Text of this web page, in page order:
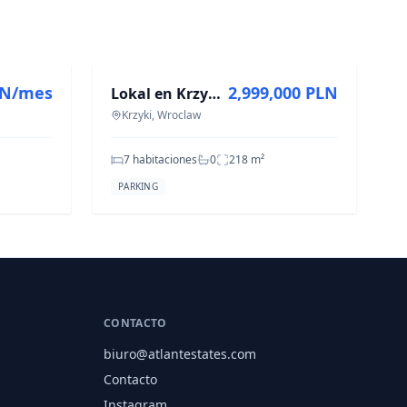
mes Lokal en Krzyki, 7 habitaciones, 217.6 m² en venta
Krzyki, Wroclaw
2,999,000 PLN
7 habitaciones 0 218 m²
PARKING
CONTACTO
biuro@atlantestates.com
Contacto